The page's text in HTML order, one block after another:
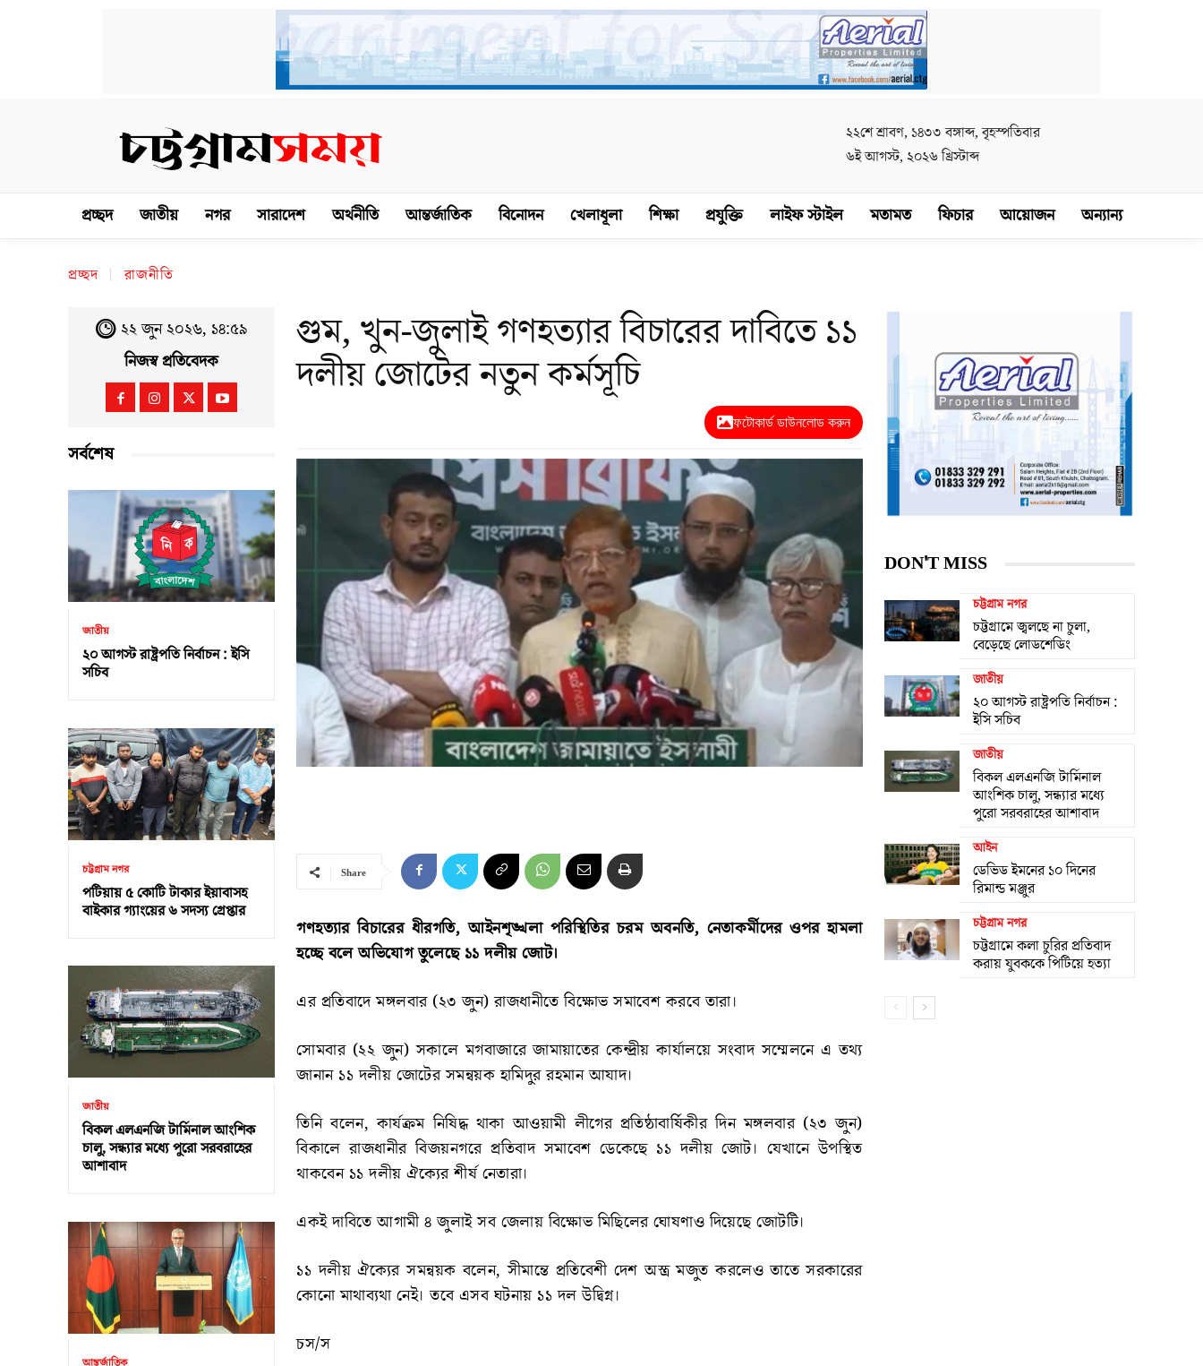
২২শে শ্রাবণ, ১৪৩৩ বঙ্গাব্দ, বৃহস্পতিবার
৬ই আগস্ট, ২০২৬ খ্রিস্টাব্দ
প্রচ্ছদ জাতীয় নগর সারাদেশ অর্থনীতি আন্তর্জাতিক বিনোদন খেলাধূলা শিক্ষা প্রযুক্তি লাইফ স্টাইল মতামত ফিচার আয়োজন অন্যান্য
প্রচ্ছদ রাজনীতি
২২ জুন ২০২৬, ১৪:৫৯
নিজস্ব প্রতিবেদক
সর্বশেষ
জাতীয়
২০ আগস্ট রাষ্ট্রপতি নির্বাচন : ইসি
সচিব
চট্টগ্রাম নগর
পটিয়ায় ৫ কোটি টাকার ইয়াবাসহ
বাইকার গ্যাংয়ের ৬ সদস্য গ্রেপ্তার
জাতীয়
বিকল এলএনজি টার্মিনাল আংশিক
চালু, সন্ধ্যার মধ্যে পুরো সরবরাহের
আশাবাদ
গুম, খুন-জুলাই গণহত্যার বিচারের দাবিতে ১১
দলীয় জোটের নতুন কর্মসূচি
ফটোকার্ড ডাউনলোড করুন
Share
গণহত্যার বিচারের ধীরগতি, আইনশৃঙ্খলা পরিস্থিতির চরম অবনতি, নেতাকর্মীদের ওপর হামলা
হচ্ছে বলে অভিযোগ তুলেছে ১১ দলীয় জোট।
এর প্রতিবাদে মঙ্গলবার (২৩ জুন) রাজধানীতে বিক্ষোভ সমাবেশ করবে তারা।
সোমবার (২২ জুন) সকালে মগবাজারে জামায়াতের কেন্দ্রীয় কার্যালয়ে সংবাদ সম্মেলনে এ তথ্য
জানান ১১ দলীয় জোটের সমন্বয়ক হামিদুর রহমান আযাদ।
তিনি বলেন, কার্যক্রম নিষিদ্ধ থাকা আওয়ামী লীগের প্রতিষ্ঠাবার্ষিকীর দিন মঙ্গলবার (২৩ জুন)
বিকালে রাজধানীর বিজয়নগরে প্রতিবাদ সমাবেশ ডেকেছে ১১ দলীয় জোট। যেখানে উপস্থিত
থাকবেন ১১ দলীয় ঐক্যের শীর্ষ নেতারা।
একই দাবিতে আগামী ৪ জুলাই সব জেলায় বিক্ষোভ মিছিলের ঘোষণাও দিয়েছে জোটটি।
১১ দলীয় ঐক্যের সমন্বয়ক বলেন, সীমান্তে প্রতিবেশী দেশ অস্ত্র মজুত করলেও তাতে সরকারের
কোনো মাথাব্যথা নেই। তবে এসব ঘটনায় ১১ দল উদ্বিগ্ন।
চস/স
DON'T MISS
চট্টগ্রাম নগর
চট্টগ্রামে জ্বলছে না চুলা,
বেড়েছে লোডশেডিং
জাতীয়
২০ আগস্ট রাষ্ট্রপতি নির্বাচন :
ইসি সচিব
জাতীয়
বিকল এলএনজি টার্মিনাল
আংশিক চালু, সন্ধ্যার মধ্যে
পুরো সরবরাহের আশাবাদ
আইন
ডেভিড ইমনের ১০ দিনের
রিমান্ড মঞ্জুর
চট্টগ্রাম নগর
চট্টগ্রামে কলা চুরির প্রতিবাদ
করায় যুবককে পিটিয়ে হত্যা